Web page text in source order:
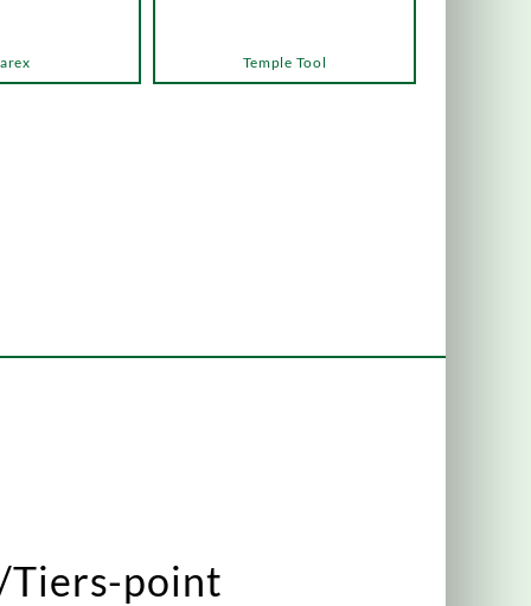
Temple Tool
Tiers-point